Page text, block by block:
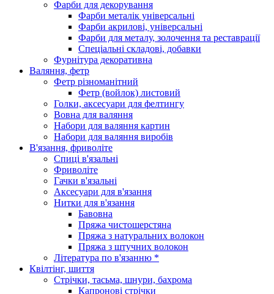
Фарби для декорування
Фарби металік універсальні
Фарби акрилові, універсальні
Фарби для металу, золочення та реставрації
Спеціальні складові, добавки
Фурнітура декоративна
Валяння, фетр
Фетр різноманітний
Фетр (войлок) листовий
Голки, аксесуари для фелтингу
Вовна для валяння
Набори для валяння картин
Набори для валяння виробів
В'язання, фриволіте
Спиці в'язальні
Фриволіте
Гачки в'язальні
Аксесуари для в'язання
Нитки для в'язання
Бавовна
Пряжа чистошерстяна
Пряжа з натуральних волокон
Пряжа з штучних волокон
Література по в'язанню *
Квілтінг, шиття
Стрічки, тасьма, шнури, бахрома
Капронові стрічки